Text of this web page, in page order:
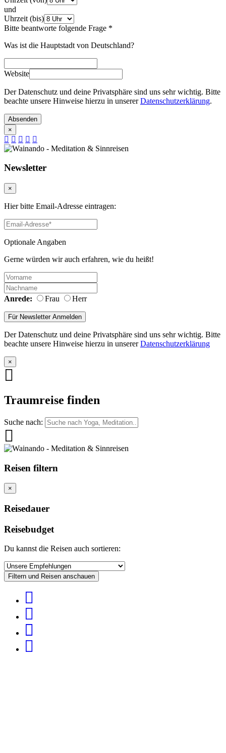
und
Uhrzeit (bis)
Bitte beantworte folgende Frage *
Was ist die Hauptstadt von Deutschland?
Website
Der Datenschutz und deine Privatsphäre sind uns sehr wichtig. Bitte
beachte unsere Hinweise hierzu in unsererDatenschutzerklärung.
Absenden
×
Newsletter
×
Hier bitte Email-Adresse eintragen:
Optionale Angaben
Gerne würden wir auch erfahren, wie du heißt!
Anrede: Frau Herr
Der Datenschutz und deine Privatsphäre sind uns sehr wichtig. Bitte
beachte unsere Hinweise hierzu in unsererDatenschutzerklärung
×
Traumreise finden
Suche nach:
Reisen filtern
×
Reisedauer
Reisebudget
Du kannst die Reisen auch sortieren:
Filtern und Reisen anschauen